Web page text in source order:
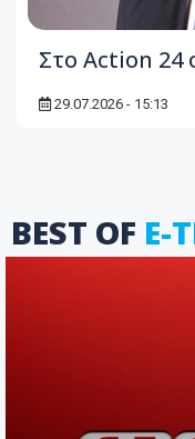
Στο Action 24
29.07.2026 - 15:13
BEST OF E-